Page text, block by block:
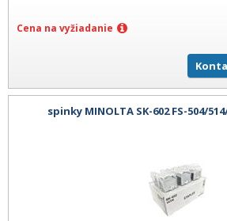
Cena na vyžiadanie
spinky MINOLTA SK-602 FS-504/